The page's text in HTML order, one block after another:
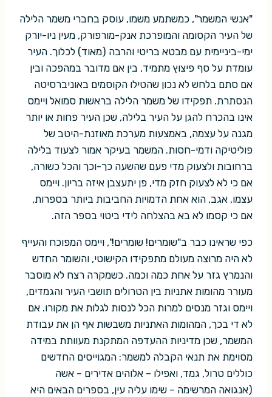
"אנשי המשמר", כמשתמע משמו, עוסק בחברי משמר הלילה
של העיר הקסומה והמופרכת אנק-מורפורק, מעין ניו-יורק
ימי-ביניימית עם מבטא בריטי והרבה (מאוד) לכלוך. העיר
עומדת על סף פיצוץ מתמיד, בין אם מדובר במהפכה ובין
אם סתם בלחש לא נכון שהטילו הקוסמים באוניברסיטה
הנסתרת. תפקידו של משמר הלילה בראשות סמואל ויימס
אינו בהכרח להגן על העיר בלילה, שכן העיר פחות או יותר
מגנה על עצמה, באמצעות מערכת מאוזנת-היטב של
פוליטיקה ודמי-חסות. המשמר בעיקר אמור לצעוד בלילה
ברחובות ולצעוק מדי פעם שהשעה כך-וכך והכל כשורה,
אם כי לא לצעוק חזק מדי, פן יתעצבן איזה בריון. ויימס
עצמו, אגב, הוא אחת הדמויות החביבות ביותר בספרות,
אם כי קסמו לא בא בהצלחה לידי ביטוי בספר הזה.
כפי שראינו כבר ב"שומרים! שומרים!", ויימס המפוכח והעייף
לא היה מרוצה מעולם מתפקידו הקישוטי, והשומר החדש
והנמרץ גזר על אחת כמה וכמה. כשמקרה רצח לא מוסבר
מעורר מהומות אתניות בין הטרולים תושבי העיר והגמדים,
ויימס וגזר מנסים למרות הכל לנסות לגלות את מקורו. אם
לא די בכך, המהומות האתניות משבשות אף הן את עבודת
המשמר, שכן מדיניות ההעדפה המתקנת מעוותת במידה
מסוימת את תנאי הקבלה למשמר: המגוייסים החדשים
כוללים טרול, גמד, ואפילו – אלוהים אדירים – אשה
(אנגואה המרשימה – שימו עליה עין, בספרים הבאים היא